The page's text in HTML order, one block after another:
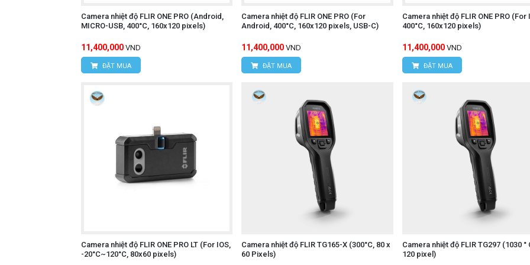
Camera nhiệt độ FLIR ONE PRO (Android,
MICRO-USB, 400°C, 160x120 pixels)
11,400,000 VND
ĐẶT MUA
Camera nhiệt độ FLIR ONE PRO (For
Android, 400°C, 160x120 pixels, USB-C)
11,400,000 VND
ĐẶT MUA
Camera nhiệt độ FLIR ONE PRO (For
400°C, 160x120 pixels)
11,400,000 VND
ĐẶT MUA
Camera nhiệt độ FLIR ONE PRO LT (For IOS,
-20°C~120°C, 80x60 pixels)
Camera nhiệt độ FLIR TG165-X (300°C, 80 x
60 Pixels)
Camera nhiệt độ FLIR TG297 (1030 °
120 pixel)